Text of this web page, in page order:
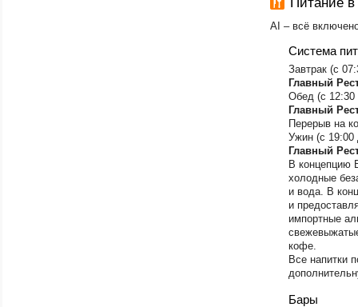
AI – всё
Система
Завтрак (с
Главный
Обед (с 12:30
Главный
Перерыв на
Ужин (с 19:00
Главный
В концепцию
холодные
и вода. В
и
импортные
кофе.
Все напитки
Бары